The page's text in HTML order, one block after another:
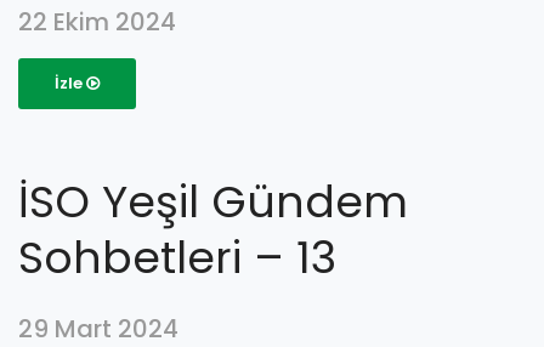
22 Ekim 2024
İzle
İSO Yeşil Gündem
Sohbetleri – 13
29 Mart 2024